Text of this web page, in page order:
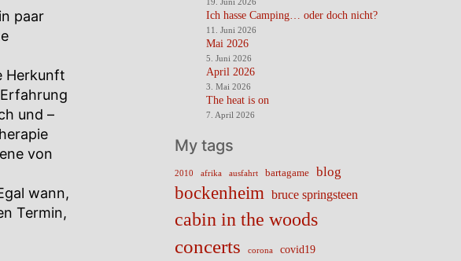
paar
Herkunft
und –
von
wann,
Termin,
Ich hasse Camping… oder doch nicht?
11. Juni 2026
Mai 2026
5. Juni 2026
April 2026
3. Mai 2026
The heat is on
7. April 2026
My tags
2010 afrika ausfahrt bartagame blog
bockenheim bruce springsteen
cabin in the woods
concerts
corona covid19